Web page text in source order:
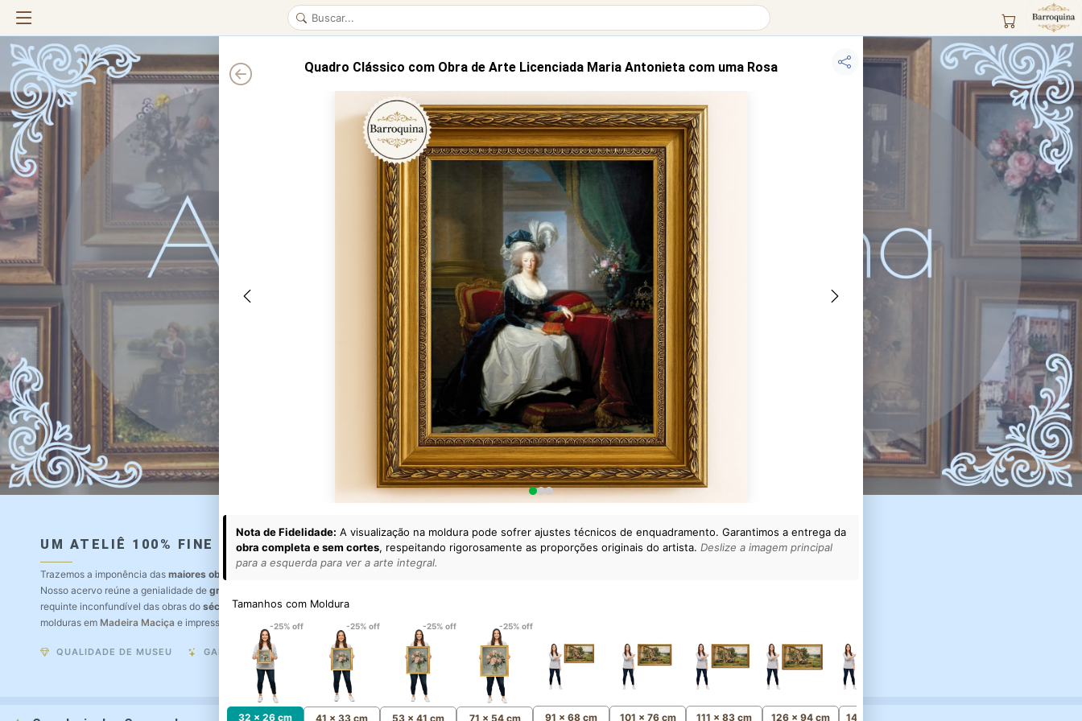
UM ATELIÊ 100% FINE ART
Trazemos a imponência das maiores obras de arte do mundo
Nosso acervo reúne a genialidade de grandes pintores renomados
requinte inconfundível das obras do século XIX. Produção artesanal em
molduras em Madeira Maciça e impressão com Pigmentação Mineral.
QUALIDADE DE MUSEU GARANTIA ETERNA
Quadro Clássico com Obra de Arte Licenciada Maria Antonieta com uma Rosa
Nota de Fidelidade: A visualização na moldura pode sofrer ajustes técnicos de enquadramento. Garantimos a entrega da
obra completa e sem cortes, respeitando rigorosamente as proporções originais do artista. Deslize a imagem principal
para a esquerda para ver a arte integral.
Tamanhos com Moldura
-25% off
32 x 26 cm
-25% off
41 x 33 cm
-25% off
53 x 41 cm
-25% off
71 x 54 cm 91 x 68 cm 101 x 76 cm 111 x 83 cm 126 x 94 cm 141 x 104 cm